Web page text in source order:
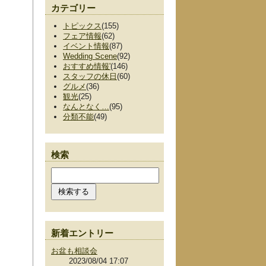
カテゴリー
トピックス(155)
フェア情報(62)
イベント情報(87)
Wedding Scene(92)
おすすめ情報'(146)
スタッフの休日 (60)
グルメ(36)
観光(25)
なんとなく…(95)
分類不能(49)
検索
新着エントリー
お盆も相談会
2023/08/04 17:07